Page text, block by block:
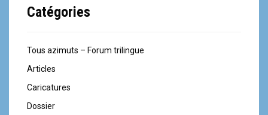
Catégories
Tous azimuts – Forum trilingue
Articles
Caricatures
Dossier